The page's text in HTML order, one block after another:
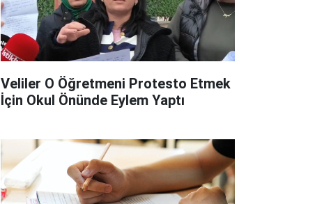
Veliler O Öğretmeni Protesto Etmek
İçin Okul Önünde Eylem Yaptı